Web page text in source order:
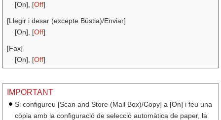
[On], [Off]
[Llegir i desar (excepte Bústia)/Enviar]
[On], [Off]
[Fax]
[On], [Off]
IMPORTANT
Si configureu [Scan and Store (Mail Box)/Copy] a [On] i feu una
còpia amb la configuració de selecció automàtica de paper, la